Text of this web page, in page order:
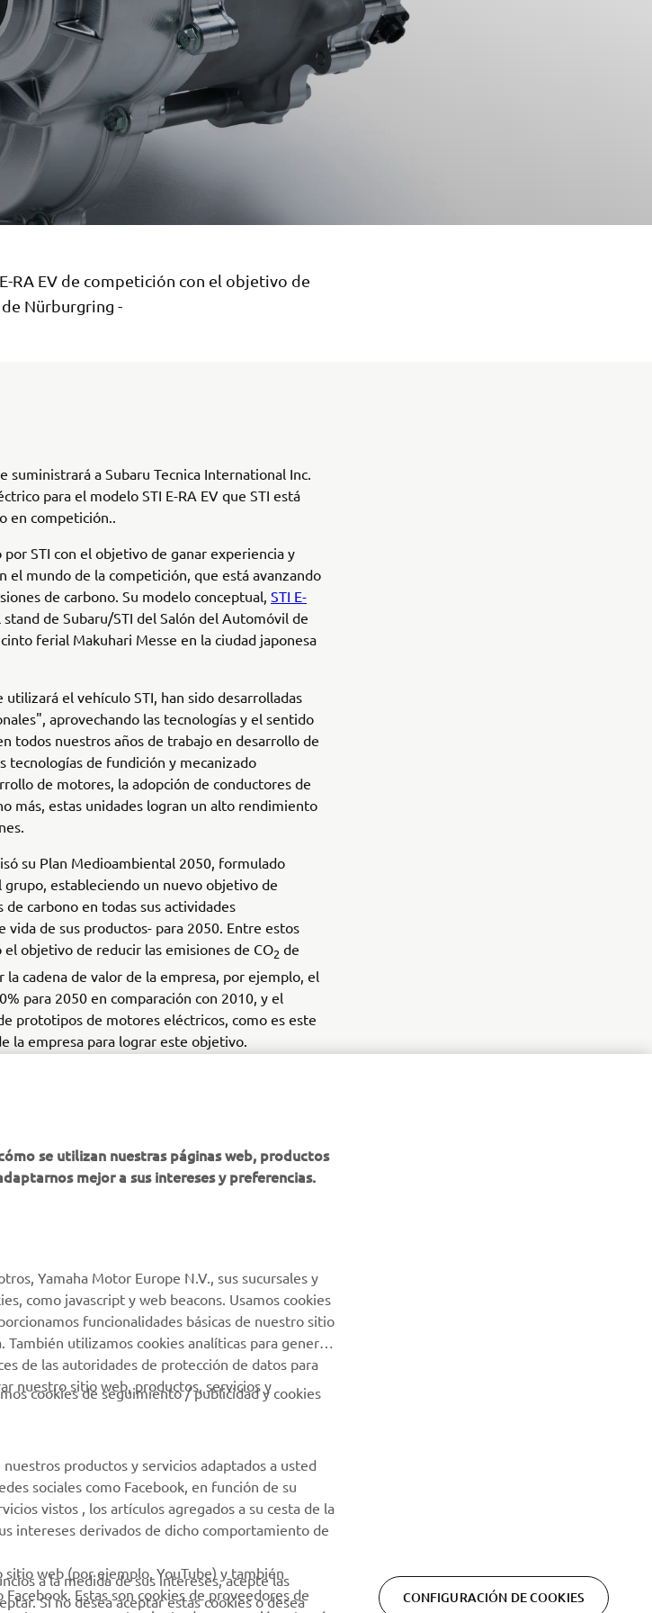
RA EV de competición con el objetivo de
Nürburgring -
suministrará a Subaru Tecnica International Inc.
para el modelo STI E-RA EV que STI está
en competición..
por STI con el objetivo de ganar experiencia y
el mundo de la competición, que está avanzando
de carbono. Su modelo conceptual, STI E-
de Subaru/STI del Salón del Automóvil de
ferial Makuhari Messe en la ciudad japonesa
utilizará el vehículo STI, han sido desarrolladas
aprovechando las tecnologías y el sentido
todos nuestros años de trabajo en desarrollo de
tecnologías de fundición y mecanizado
de motores, la adopción de conductores de
más, estas unidades logran un alto rendimiento
su Plan Medioambiental 2050, formulado
estableciendo un nuevo objetivo de
carbono en todas sus actividades
vida de sus productos- para 2050. Entre estos
objetivo de reducir las emisiones de CO2 de
la cadena de valor de la empresa, por ejemplo, el
para 2050 en comparación con 2010, y el
prototipos de motores eléctricos, como es este
la empresa para lograr este objetivo.
Soporte de la tienda
virtual
Catálogo de piezas
Localizador de
Concesionarios
Gestión de Baterías
Usadas
Lea nuestra Política de Privacidad para saber cómo procesamos
sus datos personales:
se utilizan nuestras páginas web, productos
mejor a sus intereses y preferencias.
Yamaha Motor Europe N.V., sus sucursales y
como javascript y web beacons. Usamos cookies
funcionalidades básicas de nuestro sitio
utilizamos cookies analíticas para generar
de las autoridades de protección de datos para
nuestro sitio web, productos, servicios y
cookies de seguimiento / publicidad y cookies
productos y servicios adaptados a usted
sociales como Facebook, en función de su
vistos , los artículos agregados a su cesta de la
intereses derivados de dicho comportamiento de
web (por ejemplo, YouTube) y también
Estas son cookies de proveedores de
a la medida de sus intereses, acepte las
Si no desea aceptar estas cookies o desea
CONFIGURACIÓN DE COOKIES